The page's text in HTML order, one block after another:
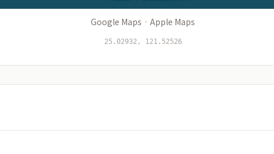
Google Maps · Apple Maps
25.02932, 121.52526